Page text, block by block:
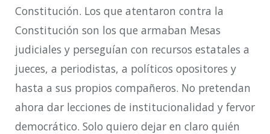
Constitución. Los que atentaron contra la
Constitución son los que armaban Mesas
judiciales y perseguían con recursos estatales a
jueces, a periodistas, a políticos opositores y
hasta a sus propios compañeros. No pretendan
ahora dar lecciones de institucionalidad y fervor
democrático. Solo quiero dejar en claro quién